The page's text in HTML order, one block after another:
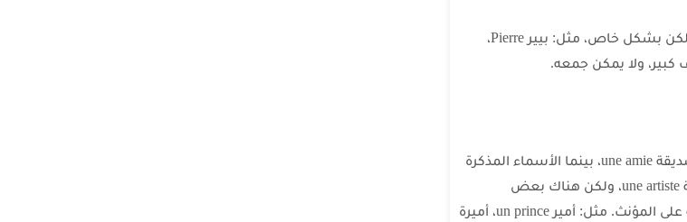
– اسم خاص Le nom propre: يشير لشخص، أو بلد، أو حيوان، ولكن بشكل خاص، مثل: بيير Pierre،
كبير، ولا يمكن جمعه.
– مؤنث الأسماء العامة نضيف حرف e للاسم، صديق un ami، صديقة une amie، بينما الأسماء المذكرة
التي تنتهي بحرف e لا تتغير بالتأنيث. مؤنث فنان un artiste، فنانة une artiste، ولكن هناك بعض
الاستثناءات لكلمات مذكرة تنتهي ب e عندها نضيف sse للدلالة على المؤنث. مثل: أمير un prince، أميرة